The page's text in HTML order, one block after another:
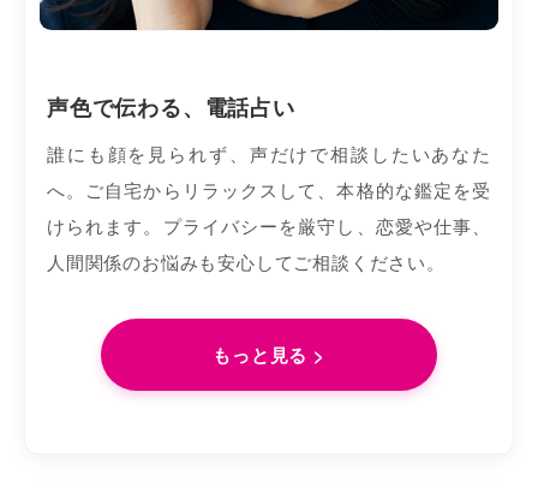
声色で伝わる、電話占い
誰にも顔を見られず、声だけで相談したいあなた
へ。ご自宅からリラックスして、本格的な鑑定を受
けられます。プライバシーを厳守し、恋愛や仕事、
人間関係のお悩みも安心してご相談ください。
もっと見る >